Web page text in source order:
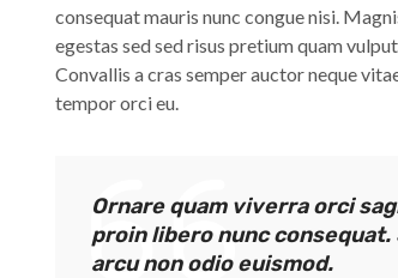
consequat mauris nunc congue nisi.
egestas sed sed risus pretium quam
Convallis a cras semper auctor neque
tempor orci eu.
Ornare quam viverra orci
proin libero nunc
arcu non odio euismod.